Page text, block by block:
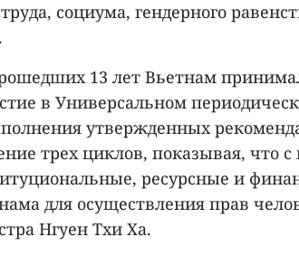
социума, гендерного
13 лет Вьетнам
в Универсальном
утвержденных
трех циклов, показывая, что
ресурсные и
для осуществления прав
Нгуен Тхи Ха.